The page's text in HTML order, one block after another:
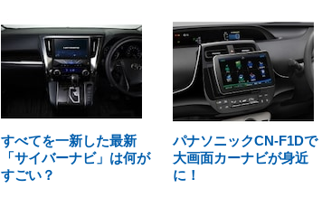
すべてを一新した最新
「サイバーナビ」は何が
すごい？
パナソニックCN-F1Dで
大画面カーナビが身近
に！